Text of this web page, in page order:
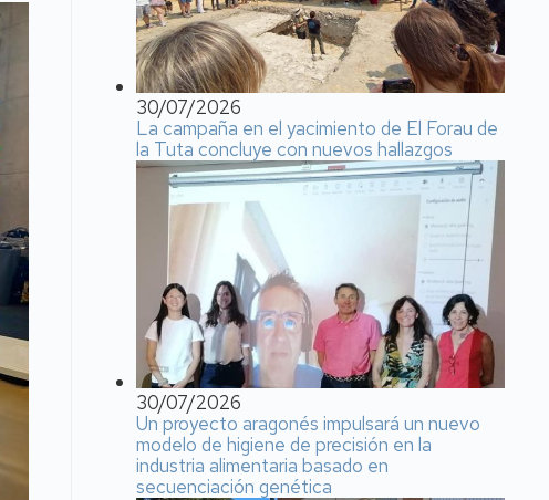
30/07/2026
La campaña en el yacimiento de El Forau de
la Tuta concluye con nuevos hallazgos
30/07/2026
Un proyecto aragonés impulsará un nuevo
modelo de higiene de precisión en la
industria alimentaria basado en
secuenciación genética